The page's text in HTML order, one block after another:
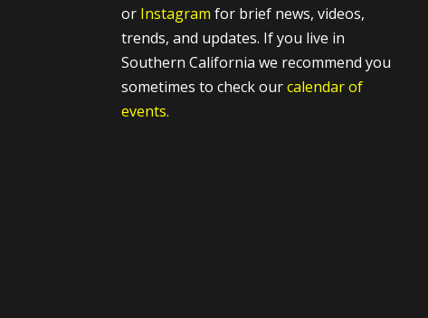
or Instagram for brief news, videos,
trends, and updates. If you live in
Southern California we recommend you
sometimes to check ourcalendar of
events.